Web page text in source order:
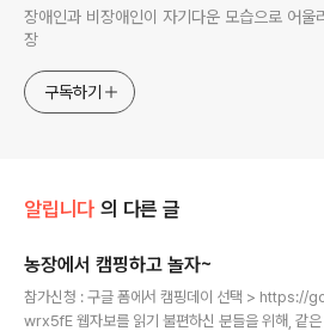
장애인과 비장애인이 자기다운 모습으로 어울
장
구독하기
알립니다 의 다른 글
농장에서 캠핑하고 놀자~
참가신청 : 구글 폼에서 캠핑데이 선택 > https://
wrx5fE 웹자보를 읽기 불편하신 분들을 위해, 같은